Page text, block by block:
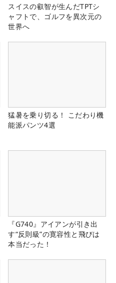
スイスの叡智が生んだTPTシ
ャフトで、ゴルフを異次元の
世界へ
猛暑を乗り切る！ こだわり機
能派パンツ4選
『G740』アイアンが引き出
す“反則級”の寛容性と飛びは
本当だった！